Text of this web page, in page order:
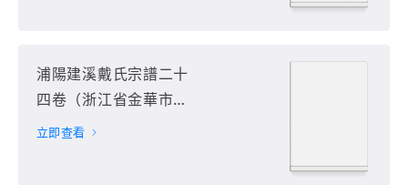
浦陽建溪戴氏宗譜二十
四卷（浙江省金華市浦
江縣）第13册
立即查看